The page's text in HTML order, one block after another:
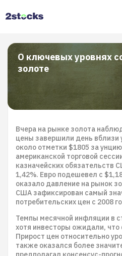
О ключевых уровнях
золоте
Вчера на рынке золота
цены завершили день вблизи
около отметки $1805 за
американской торговой
казначейских обязательств
1,42%. Евро подешевел с
оказало давление на рынок
США зафиксирован самый
потребительских цен с 2008
Темпы месячной инфляции в
хотя инвесторы ожидали, что
Прирост цен относительно
также оказался более